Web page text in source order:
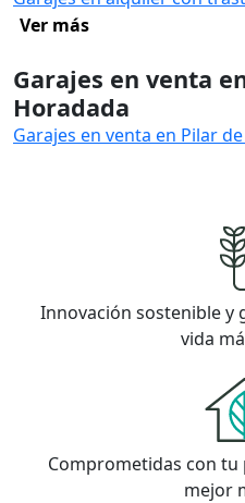
Ver más
Garajes en venta
Horadada
Garajes en venta en Pilar
Innovación sostenible y
vida
Comprometidas con tu
mejor